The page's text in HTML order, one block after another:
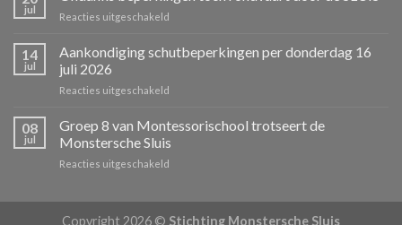
GESTREMD
JULI
jul
Reacties uitgeschakeld
beperkingen
SLUIS
14
jul
Aankondiging schutbeperkingen per donderdag 16
juli 2026
Reacties uitgeschakeld
schutbeperkingen
donderdag
08
jul
Groep 8 van Montessorischool trotseert de
Monstersche Sluis
Reacties uitgeschakeld
Copyright 2026 © Stichting Monstersche Sluis